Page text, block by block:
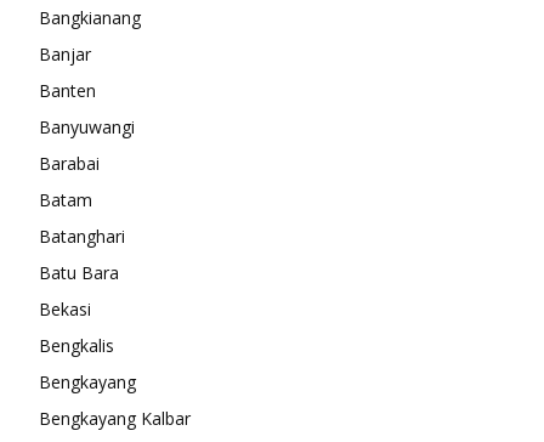
Bangkianang
Banjar
Banten
Banyuwangi
Barabai
Batam
Batanghari
Batu Bara
Bekasi
Bengkalis
Bengkayang
Bengkayang Kalbar